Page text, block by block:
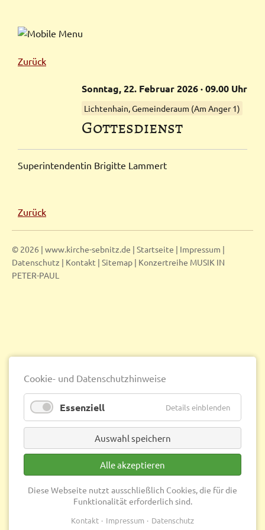
Zurück
Sonntag,22. Februar2026· 09.00 Uhr
Lichtenhain, Gemeinderaum (Am Anger 1)
Gottes­dienst
Super­inten­dentin Brigitte Lammert
Zurück
© 2026 | www.kirche-sebnitz.de | Startseite | Impressum |
Datenschutz | Kontakt | Sitemap | Konzertreihe MUSIK IN
PETER-PAUL
Cookie- und Datenschutzhinweise
Essenziell Details einblenden
Auswahl speichern
Alle akzeptieren
Diese Webseite nutzt ausschließlich Cookies, die für die
Funktionalität erforderlich sind.
Kontakt Impressum Datenschutz